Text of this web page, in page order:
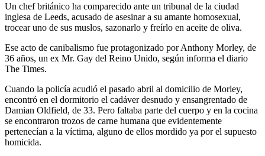
Un chefbritánico ha comparecido ante un tribunal de la ciudad
inglesa de Leeds, acusado de asesinara su amante homosexual,
trocear uno de sus muslos, sazonarlo y freírlo en aceite de oliva.
Ese acto de canibalismo fue protagonizado porAnthony Morley, de
36 años, un ex Mr. Gay del Reino Unido, según informa el diario
The Times.
Cuando la policía acudió el pasado abril al domicilio de Morley,
encontró en el dormitorio el cadáver desnudo y ensangrentado de
Damian Oldfield, de 33. Pero faltaba parte del cuerpo y en la cocina
se encontraron trozos de carne humana que evidentemente
pertenecían a la víctima, alguno de ellos mordido ya porel supuesto
homicida.